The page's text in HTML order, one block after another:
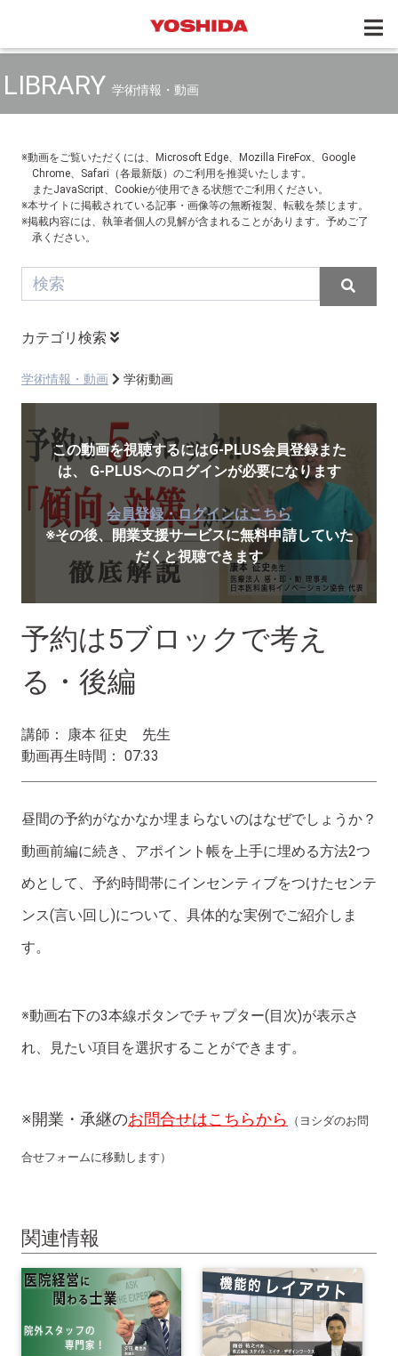
LIBRARY 学術情報・動画
※動画をご覧いただくには、Microsoft Edge、Mozilla FireFox、Google
Chrome、Safari（各最新版）のご利用を推奨いたします。
またJavaScript、Cookieが使用できる状態でご利用ください。
※本サイトに掲載されている記事・画像等の無断複製、転載を禁じます。
※掲載内容には、執筆者個人の見解が含まれることがあります。予めご了
承ください。
カテゴリ検索
学術情報・動画 学術動画
この動画を視聴するにはG-PLUS会員登録また
は、
G-PLUSへのログインが必要になります
会員登録・ログインはこちら
※その後、開業支援サービスに無料申請していた
だくと視聴できます
予約は5ブロックで考え
る・後編
講師： 康本 征史 先生
動画再生時間： 07:33
昼間の予約がなかなか埋まらないのはなぜでしょうか？
動画前編に続き、アポイント帳を上手に埋める方法2つ
めとして、予約時間帯にインセンティブをつけたセンテ
ンス(言い回し)について、具体的な実例でご紹介しま
す。
※動画右下の3本線ボタンでチャプター(目次)が表示さ
れ、見たい項目を選択することができます。
※開業・承継のお問合せはこちらから （ヨシダのお問
合せフォームに移動します）
関連情報